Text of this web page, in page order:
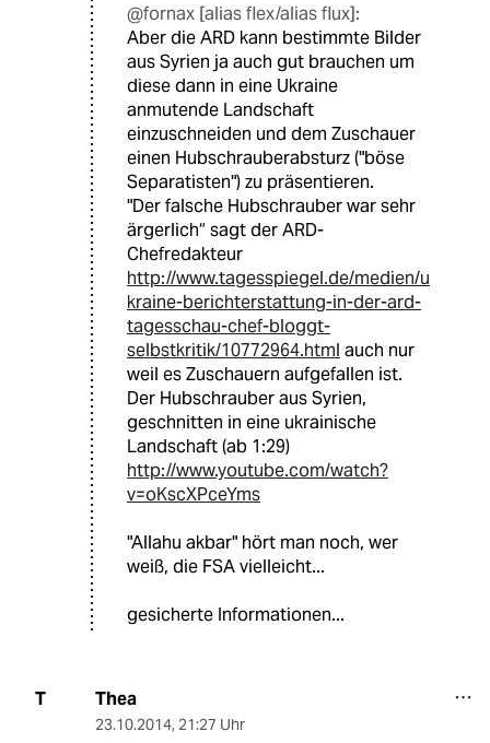
@fornax [alias flex/alias flux]:
Aber die ARD kann bestimmte Bilder
aus Syrien ja auch gut brauchen um
diese dann in eine Ukraine
anmutende Landschaft
einzuschneiden und dem Zuschauer
einen Hubschrauberabsturz ("böse
Separatisten") zu präsentieren.
"Der falsche Hubschrauber war sehr
ärgerlich“ sagt der ARD-
Chefredakteur
http://www.tagesspiegel.de/medien/u
kraine-berichterstattung-in-der-ard-
tagesschau-chef-bloggt-
selbstkritik/10772964.html auch nur
weil es Zuschauern aufgefallen ist.
Der Hubschrauber aus Syrien,
geschnitten in eine ukrainische
Landschaft (ab 1:29)
http://www.youtube.com/watch?
v=oKscXPceYms
"Allahu akbar" hört man noch, wer
weiß, die FSA vielleicht...
gesicherte Informationen...
T Thea
23.10.2014, 21:27 Uhr